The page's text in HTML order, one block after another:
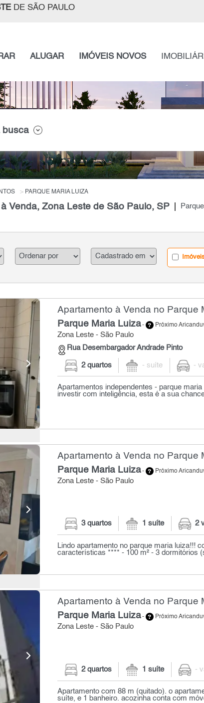
DE SÃO PAULO
ALUGAR IMÓVEIS NOVOS
busca
PARQUE MARIA LUIZA
Venda, Zona Leste de São Paulo, SP
Apartamento à Venda no Parque
Parque Maria Luiza- Próximo
Zona Leste - São Paulo
Rua Desembargador Andrade Pinto
2 quartos - suíte -
Apartamentos independentes - parque
investir com inteligência, esta é a sua
Apartamento à Venda no Parque
Parque Maria Luiza- Próximo
Zona Leste - São Paulo
3 quartos 1 suíte 2
Lindo apartamento no parque maria luiza!!!
características **** - 100 m² - 3 dormitórios
Apartamento à Venda no Parque
Parque Maria Luiza- Próximo
Zona Leste - São Paulo
2 quartos 1 suíte -
Apartamento com 88 m (quitado). o
suíte, e 1 banheiro. acozinha conta com